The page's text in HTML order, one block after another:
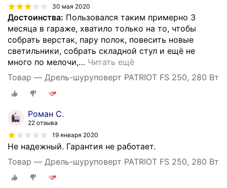
30 мая 2020
Достоинства: Пользовался таким примерно 3
месяца в гараже, хватило только на то, чтобы
собрать верстак, пару полок, повесить новые
светильники, собрать складной стул и ещё не
много по мелочи,… Читать ещё
Товар — Дрель-шуруповерт PATRIOT FS 250, 280 Вт
Роман С.
22 отзыва
19 января 2020
Не надежный. Гарантия не работает.
Товар — Дрель-шуруповерт PATRIOT FS 250, 280 Вт